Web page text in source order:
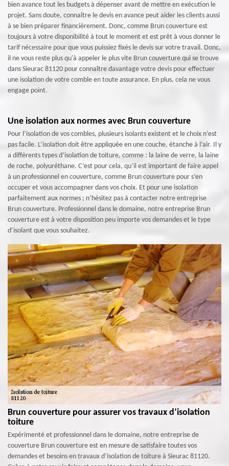
bien avance tout les budgets à dépenser avant de mettre en exécution le
projet. Sans doute, connaître le devis en avance peut aider les clients aussi
à se bien préparer financièrement. Donc, comme Brun couverture est
toujours à votre disponibilité à tout le moment et est prêt à vous donner le
tarif nécessaire pour que vous puissiez fixés le devis sur votre travail. Donc,
il ne vous reste plus qu'à appeler le plus vite Brun couverture qui se trouve
dans Sieurac 81120 pour connaître davantage votre devis pour effectuer
une isolation de votre comble en toute assurance. En plus, cela ne vous
engage point.
Une isolation aux normes avec Brun couverture
Pour l’isolation de vos combles, plusieurs isolants existent et le choix n’est
pas facile. L’isolation doit être appliquée en une couche, étanche à l’air. Il y
a différents types d’isolation de toiture, comme : la laine de verre, la laine
de roche, polyuréthane. C’est pour cela, qu’il est important de faire appel
à un professionnel en couverture, comme Brun couverture pour s’en
occuper et vous accompagner dans vos choix. Et pour une isolation
parfaitement aux normes ; n’hésitez pas à contacter notre entreprise
Brun couverture. Professionnel dans le domaine, notre entreprise Brun
couverture est à votre disposition peu importe vos demandes et le type
d’isolant que vous souhaitez.
Brun couverture pour assurer vos travaux d’isolation
toiture
Expérimenté et professionnel dans le domaine, notre entreprise de
couverture Brun couverture est en mesure de satisfaire toutes vos
demandes et besoins en travaux d’isolation de toiture à Sieurac 81120.